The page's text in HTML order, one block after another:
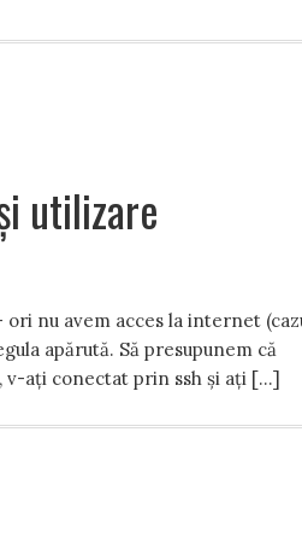
utilizare
nu avem acces la internet
apărută. Să presupunem că
v-ați conectat prin ssh și ați […]